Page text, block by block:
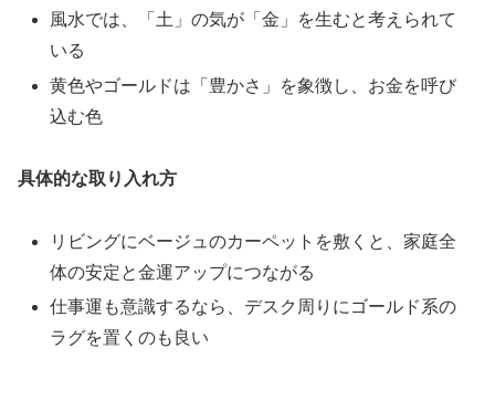
風水では、「土」の気が「金」を生むと考えられて
いる
黄色やゴールドは「豊かさ」を象徴し、お金を呼び
込む色
具体的な取り入れ方
リビングにベージュのカーペットを敷くと、家庭全
体の安定と金運アップにつながる
仕事運も意識するなら、デスク周りにゴールド系の
ラグを置くのも良い